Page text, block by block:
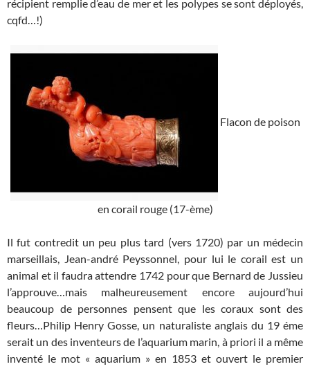
récipient remplie d’eau de mer et les polypes se sont déployés,
cqfd…!)
Flacon de poison
en corail rouge (17-ème)
Il fut contredit un peu plus tard (vers 1720) par un médecin
marseillais, Jean-andré Peyssonnel, pour lui le corail est un
animal et il faudra attendre 1742 pour que Bernard de Jussieu
l’approuve…mais malheureusement encore aujourd’hui
beaucoup de personnes pensent que les coraux sont des
fleurs…Philip Henry Gosse, un naturaliste anglais du 19 éme
serait un des inventeurs de l’aquarium marin, à priori il a même
inventé le mot « aquarium » en 1853 et ouvert le premier